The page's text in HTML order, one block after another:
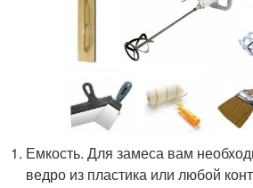
Емкость. Для замеса вам
ведро из пластика или любой